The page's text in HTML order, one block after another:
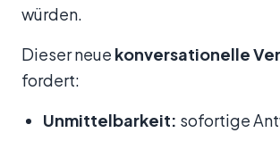
würden.
Dieser neue konversationelle
fordert:
Unmittelbarkeit: sofortige